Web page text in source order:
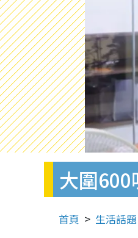
大圍
首頁 生活話題